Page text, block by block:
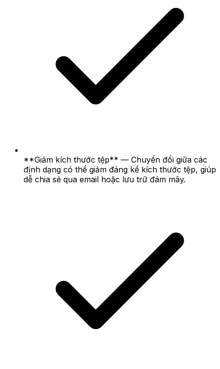
**Giảm kích thước tệp** — Chuyển đổi giữa các
định dạng có thể giảm đáng kể kích thước tệp, giúp
dễ chia sẻ qua email hoặc lưu trữ đám mây.